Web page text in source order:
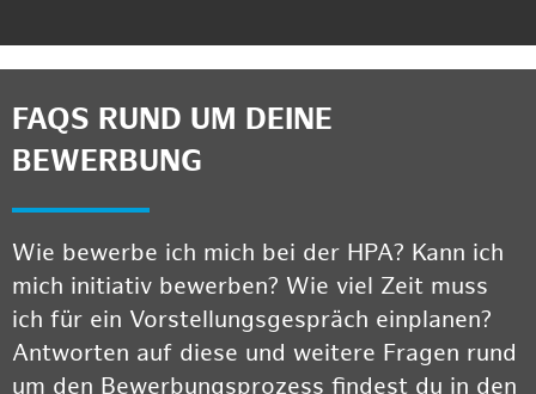
FAQS RUND UM DEINE
BEWERBUNG
Wie bewerbe ich mich bei der HPA? Kann ich
mich initiativ bewerben? Wie viel Zeit muss
ich für ein Vorstellungsgespräch einplanen?
Antworten auf diese und weitere Fragen rund
um den Bewerbungsprozess findest du in den